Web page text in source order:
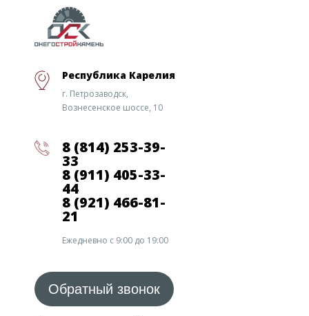
Республика Карелия
г. Петрозаводск,
Вознесенское шоссе, 10
8 (814) 253-39-
33
8 (911) 405-33-
44
8 (921) 466-81-
21
Ежедневно с 9:00 до 19:00
Обратный звонок